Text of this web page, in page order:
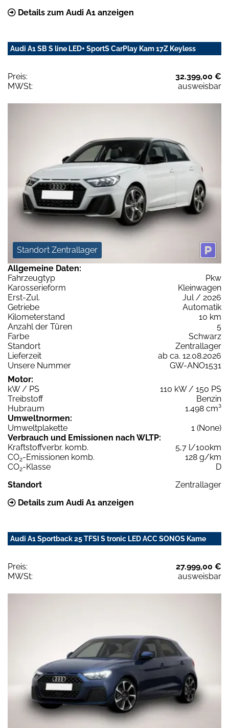
Details zum Audi A1 anzeigen
Audi A1 SB S line LED+ SportS CarPlay Kam 17Z Keyless
Preis:
32.399,00 €
MWSt:
ausweisbar
Standort Zentrallager
Allgemeine Daten:
Fahrzeugtyp
Pkw
Karosserieform
Kleinwagen
Erst-Zul.
Jul / 2026
Getriebe
Automatik
Kilometerstand
10 km
Anzahl der Türen
5
Farbe
Schwarz
Standort
Zentrallager
Lieferzeit
ab ca. 12.08.2026
Unsere Nummer
GW-ANO1531
Motor:
kW / PS
110 kW / 150 PS
Treibstoff
Benzin
Hubraum
1.498 cm³
Umweltnormen:
Umweltplakette
1 (None)
Verbrauch und Emissionen nach WLTP:
Kraftstoffverbr. komb.
5,7 l/100km
CO2-Emissionen komb.
128 g/km
CO2-Klasse
D
Standort
Zentrallager
Details zum Audi A1 anzeigen
Audi A1 Sportback 25 TFSI S tronic LED ACC SONOS Kame
Preis:
27.999,00 €
MWSt:
ausweisbar